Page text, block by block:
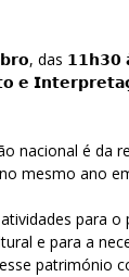
das
nacional é da
ano
para
e para a
património